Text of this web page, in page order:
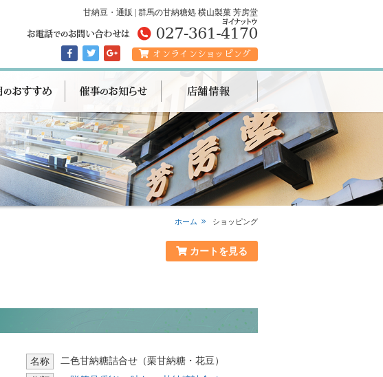
甘納豆・通販 | 群馬の甘納糖処 横山製菓 芳房堂
オンラインショッピング
ホーム ショッピング
名称
二色甘納糖詰合せ（栗甘納糖・花豆）